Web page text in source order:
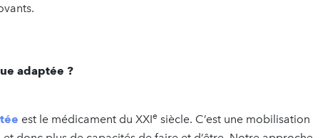
adaptée ?
est le médicament du XXIe siècle. C’est une mobilisation